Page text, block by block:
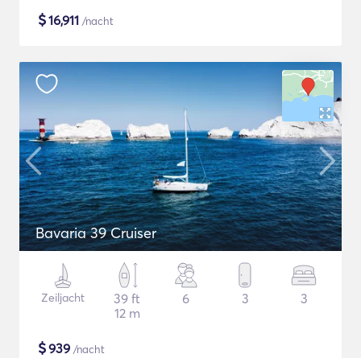
$16,911 /nacht
Bavaria 39 Cruiser
Zeiljacht
39 ft
12 m
6 3 3
$939 /nacht